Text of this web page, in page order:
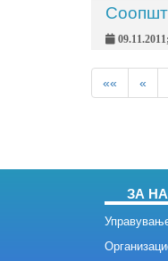
09.11.2011;
«« «
ЗА